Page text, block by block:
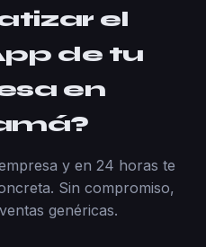
el
de tu
en
y en 24 horas te
Sin compromiso,
genéricas.